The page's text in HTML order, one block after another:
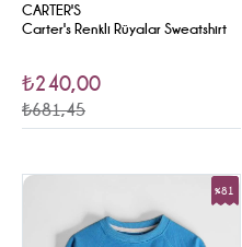
CARTER'S
Carter's Renkli Rüyalar Sweatshirt
₺240,00
₺681,45
%81